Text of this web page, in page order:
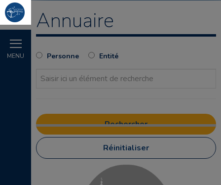
MENU
Annuaire
Personne Entité
Réinitialiser